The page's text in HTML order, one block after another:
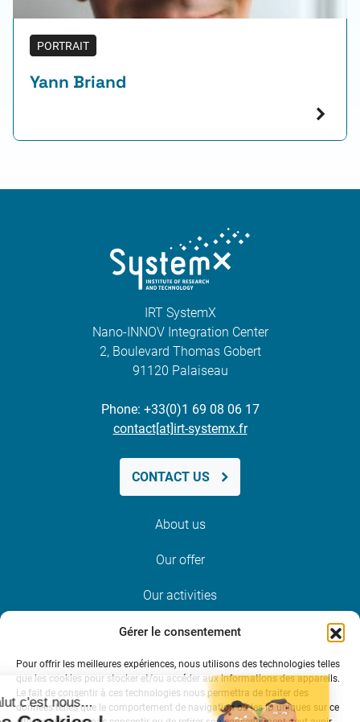
Gérer le consentement
Pour offrir les meilleures expériences, nous utilisons des technologies telles
que les cookies pour stocker et/ou accéder aux informations des appareils.
Le fait de consentir à ces technologies nous permettra de traiter des
données telles que le comportement de navigation ou les ID uniques sur ce
PORTRAIT
Yann Briand
IRT SystemX
Nano-INNOV Integration Center
2, Boulevard Thomas Gobert
91120 Palaiseau
Phone: +33(0)1 69 08 06 17
contact[at]irt-systemx.fr
CONTACT US
About us
Our offer
Our activities
News and events
Join us